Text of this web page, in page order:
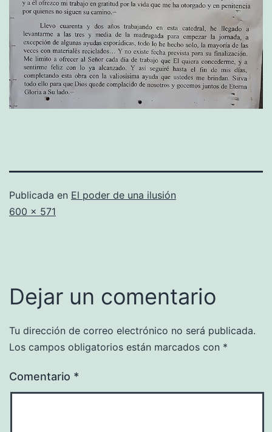
Publicada en El poder de una ilusión
Tamaño
600 × 571
Dejar un comentario
Tu dirección de correo electrónico no será publicada.
Los campos obligatorios están marcados con *
Comentario *